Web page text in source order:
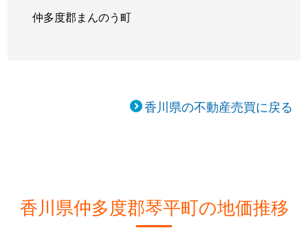
仲多度郡まんのう町
香川県の不動産売買に戻る
香川県仲多度郡琴平町の地価推移